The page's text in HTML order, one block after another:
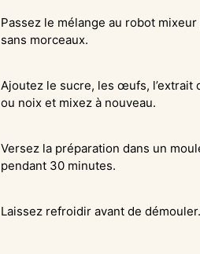
Passez le mélange au robot
sans morceaux.
Ajoutez le sucre, les œufs, l’extrait
ou noix et mixez à nouveau.
Versez la préparation dans un
pendant 30 minutes.
Laissez refroidir avant de démouler.